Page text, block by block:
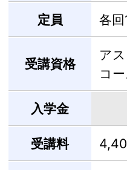
定員 各回
受講資格
ア
コ
入学金
受講料